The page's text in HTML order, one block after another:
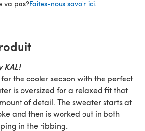
va pas?Faites-nous savoir ici.
KAL!
the cooler season with the perfect
is oversized for a relaxed fit that
of detail. The sweater starts at
and then is worked out in both
in the ribbing.